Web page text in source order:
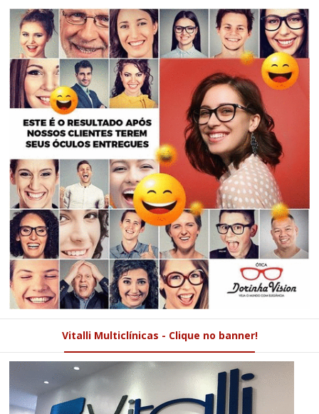
Vitalli Multiclínicas - Clique no banner!